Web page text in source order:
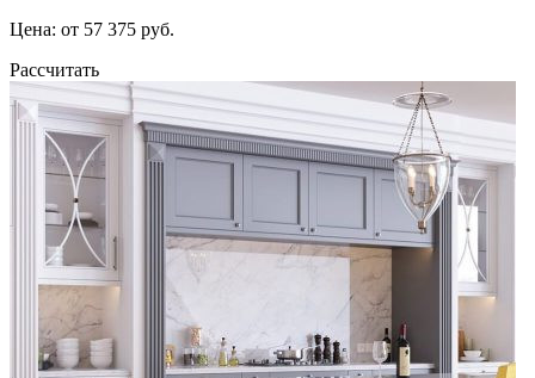
Цена: от 57 375 руб.
Рассчитать